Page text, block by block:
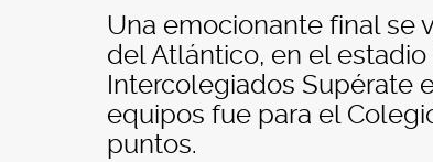
Una emocionante final se
del Atlántico, en el
Intercolegiados Supérate
equipos fue para el
puntos.